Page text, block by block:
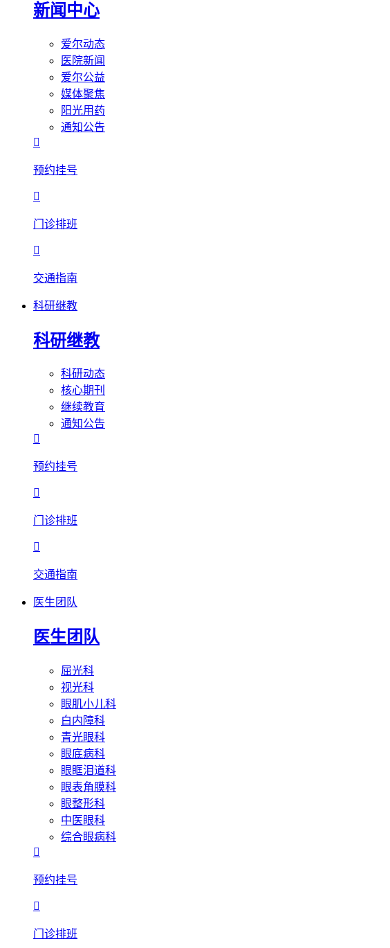
新闻中心
爱尔动态
医院新闻
爱尔公益
媒体聚焦
阳光用药
通知公告

预约挂号

门诊排班

交通指南
科研继教
科研继教
科研动态
核心期刊
继续教育
通知公告

预约挂号

门诊排班

交通指南
医生团队
医生团队
屈光科
视光科
眼肌小儿科
白内障科
青光眼科
眼底病科
眼眶泪道科
眼表角膜科
眼整形科
中医眼科
综合眼病科

预约挂号

门诊排班